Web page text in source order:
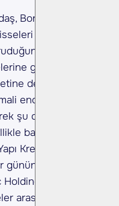
Borsa İstanbul'da
öncülüğünde
kaydetti.
gelen alımların,
destek verdiğini
endeksin de %2’yi
şu değerlendirmeyi
banka hisselerinde
Kredi, Akbank ve
günün en çok işlem
Holding, THY ve
arasında. Genel olarak